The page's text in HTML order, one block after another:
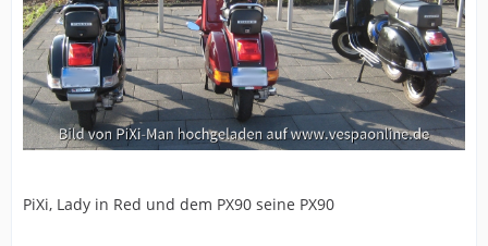
PiXi, Lady in Red und dem PX90 seine PX90